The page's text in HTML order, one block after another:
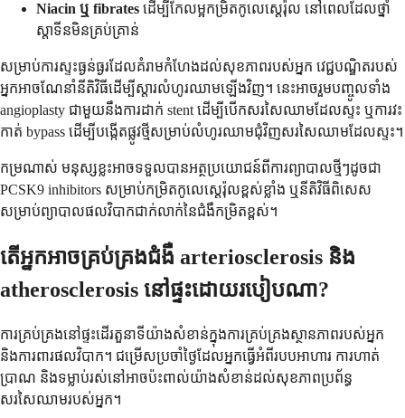
Niacin ឬ fibrates ដើម្បីកែលម្អកម្រិតកូលេស្តេរ៉ុល នៅពេលដែលថ្នាំ
ស្តាទីនមិនគ្រប់គ្រាន់
សម្រាប់ការស្ទះធ្ងន់ធ្ងរដែលគំរាមកំហែងដល់សុខភាពរបស់អ្នក វេជ្ជបណ្ឌិតរបស់
អ្នកអាចណែនាំនីតិវិធីដើម្បីស្តារលំហូរឈាមឡើងវិញ។ នេះអាចរួមបញ្ចូលទាំង
angioplasty ជាមួយនឹងការដាក់ stent ដើម្បីបើកសរសៃឈាមដែលស្ទះ ឬការវះ
កាត់ bypass ដើម្បីបង្កើតផ្លូវថ្មីសម្រាប់លំហូរឈាមជុំវិញសរសៃឈាមដែលស្ទះ។
កម្រណាស់ មនុស្សខ្លះអាចទទួលបានអត្ថប្រយោជន៍ពីការព្យាបាលថ្មីៗដូចជា
PCSK9 inhibitors សម្រាប់កម្រិតកូលេស្តេរ៉ុលខ្ពស់ខ្លាំង ឬនីតិវិធីពិសេស
សម្រាប់ព្យាបាលផលវិបាកជាក់លាក់នៃជំងឺកម្រិតខ្ពស់។
តើអ្នកអាចគ្រប់គ្រងជំងឺ arteriosclerosis និង
atherosclerosis នៅផ្ទះដោយរបៀបណា?
ការគ្រប់គ្រងនៅផ្ទះដើរតួនាទីយ៉ាងសំខាន់ក្នុងការគ្រប់គ្រងស្ថានភាពរបស់អ្នក
និងការពារផលវិបាក។ ជម្រើសប្រចាំថ្ងៃដែលអ្នកធ្វើអំពីរបបអាហារ ការហាត់
ប្រាណ និងទម្លាប់រស់នៅអាចប៉ះពាល់យ៉ាងសំខាន់ដល់សុខភាពប្រព័ន្ធ
សរសៃឈាមរបស់អ្នក។